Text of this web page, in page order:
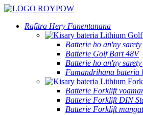
Rafitra Hery Fanentanana
Batterie ho an'ny
Batterie Golf Bart 48V
Batterie ho an'ny
Famandrihana bateria
Batterie Forklift
Batterie Forklift DIN
Batterie Forklift